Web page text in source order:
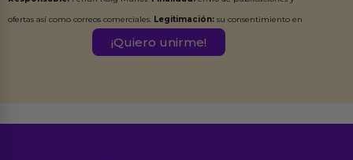
ofertas así como correos comerciales. Legitimación: su consentimiento en
Destinatarios:Ferran Roig Muñoz. Podrás ejercer tus